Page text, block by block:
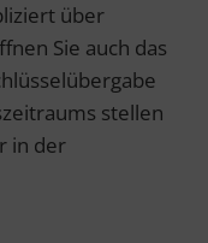
über
Sie auch das
stellen
in der